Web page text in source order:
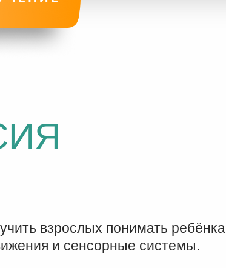
взрослых понимать ребёнка
и сенсорные системы.